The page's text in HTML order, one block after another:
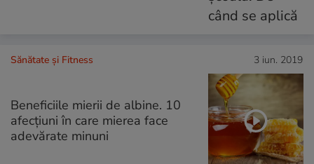
Sănătate și Fitness 3 iun. 2019
Beneficiile mierii de albine. 10
afecțiuni în care mierea face
adevărate minuni